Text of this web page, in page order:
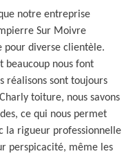
notre entreprise
Sur Moivre
pour diverse clientèle.
beaucoup nous font
réalisons sont toujours
toiture, nous savons
ce qui nous permet
la rigueur professionnelle
perspicacité, même les